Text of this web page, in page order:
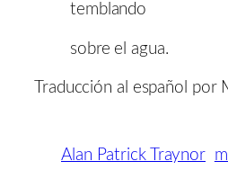
temblando
sobre el agua.
Traducción al español por
Alan Patrick Traynor